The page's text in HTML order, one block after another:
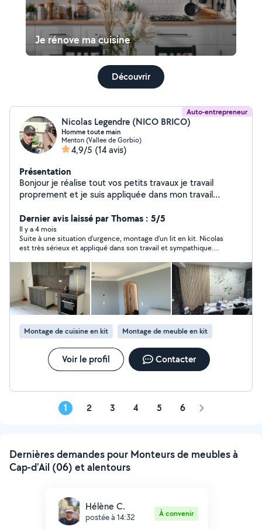
Je rénove ma cuisine
Découvrir
Auto-entrepreneur
Nicolas Legendre (NICO BRICO)
Homme toute main
Menton (Vallee de Gorbio)
4,9/5 (14 avis)
Présentation
Bonjour je réalise tout vos petits travaux je travail
proprement et je suis appliquée dans mon travail
quatre-vingt sept quarte vingt quinze vingt deux
Dernier avis laissé par Thomas : 5/5
Il y a 4 mois
Suite à une situation d'urgence, montage d'un lit en kit. Nicolas
est très sérieux et appliqué dans son travail et sympathique.
Montage de cuisine en kit Montage de meuble en kit
Voir le profil Contacter
1 2 3 4 5 6 Page
Dernières demandes pour Monteurs de meubles à
Cap-d'Ail (06) et alentours
Hélène C.
postée à 14:32 À convenir